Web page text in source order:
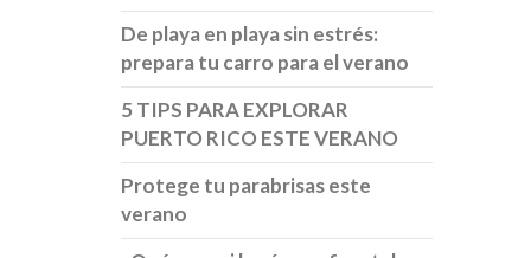
De playa en playa sin estrés:
prepara tu carro para el verano
5 TIPS PARA EXPLORAR
PUERTO RICO ESTE VERANO
Protege tu parabrisas este
verano